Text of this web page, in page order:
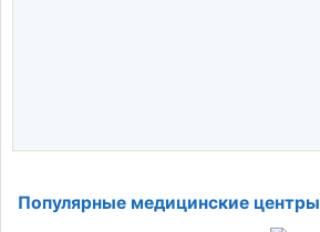
Популярные медицинские центры